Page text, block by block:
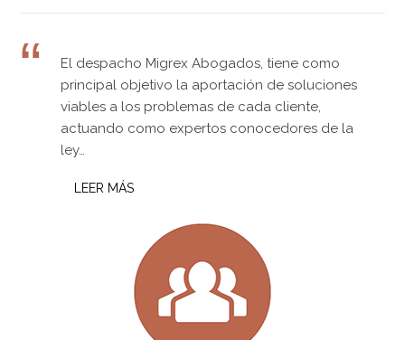
El despacho Migrex Abogados, tiene como
principal objetivo la aportación de soluciones
viables a los problemas de cada cliente,
actuando como expertos conocedores de la
ley…
LEER MÁS